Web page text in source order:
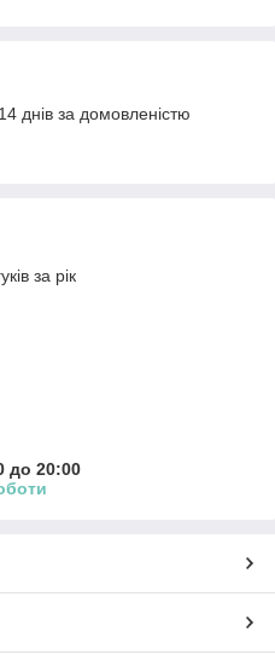
днів за домовленістю
за рік
до 20:00